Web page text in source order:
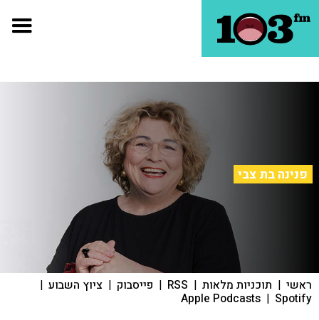
פנינה בת צבי
ראשי | תוכניות מלאות |
RSS
| פייסבוק | ציוץ השבוע |
Spotify
|
Apple Podcasts